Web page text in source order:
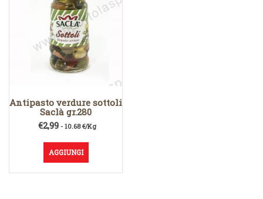
Antipasto verdure sottoli
Saclà gr.280
€2,99 - 10.68 €/Kg
AGGIUNGI